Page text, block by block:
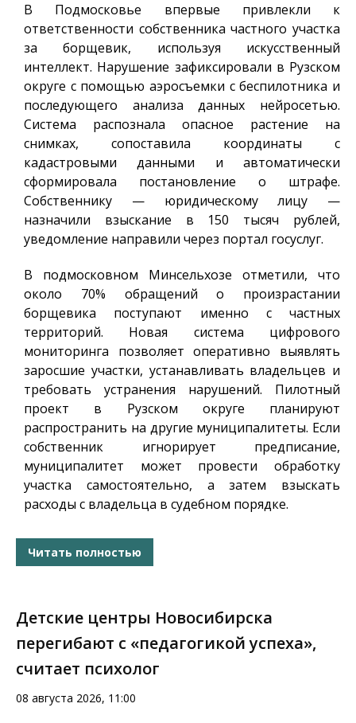
В Подмосковье впервые привлекли к
ответственности собственника частного участка
за борщевик, используя искусственный
интеллект. Нарушение зафиксировали в Рузском
округе с помощью аэросъемки с беспилотника и
последующего анализа данных нейросетью.
Система распознала опасное растение на
снимках, сопоставила координаты с
кадастровыми данными и автоматически
сформировала постановление о штрафе.
Собственнику — юридическому лицу —
назначили взыскание в 150 тысяч рублей,
уведомление направили через портал госуслуг.
В подмосковном Минсельхозе отметили, что
около 70% обращений о произрастании
борщевика поступают именно с частных
территорий. Новая система цифрового
мониторинга позволяет оперативно выявлять
заросшие участки, устанавливать владельцев и
требовать устранения нарушений. Пилотный
проект в Рузском округе планируют
распространить на другие муниципалитеты. Если
собственник игнорирует предписание,
муниципалитет может провести обработку
участка самостоятельно, а затем взыскать
расходы с владельца в судебном порядке.
Читать полностью
Детские центры Новосибирска
перегибают с «педагогикой успеха»,
считает психолог
08 августа 2026, 11:00